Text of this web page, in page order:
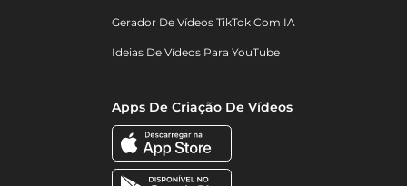
Gerador De Vídeos TikTok Com IA
Ideias De Vídeos Para YouTube
Apps De Criação De Vídeos